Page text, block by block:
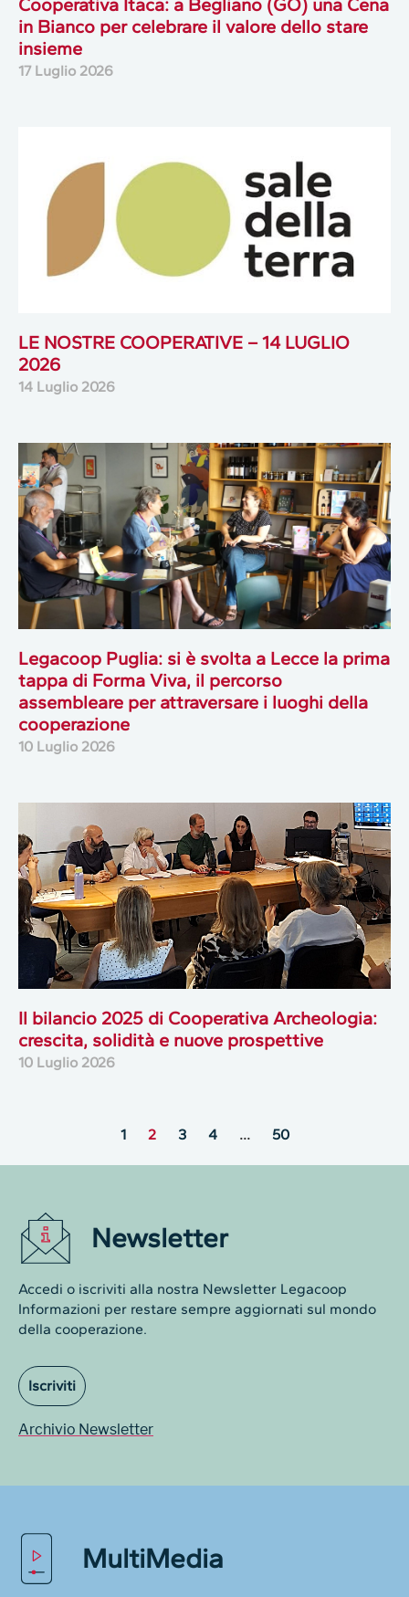
Cooperativa Itaca: a Begliano (GO) una Cena
in Bianco per celebrare il valore dello stare
insieme
17 Luglio 2026
LE NOSTRE COOPERATIVE – 14 LUGLIO
2026
14 Luglio 2026
Legacoop Puglia: si è svolta a Lecce la prima
tappa di Forma Viva, il percorso
assembleare per attraversare i luoghi della
cooperazione
10 Luglio 2026
Il bilancio 2025 di Cooperativa Archeologia:
crescita, solidità e nuove prospettive
10 Luglio 2026
1 2 3 4 … 50
Newsletter
Accedi o iscriviti alla nostra Newsletter Legacoop
Informazioni per restare sempre aggiornati sul mondo
della cooperazione.
Iscriviti
Archivio Newsletter
MultiMedia